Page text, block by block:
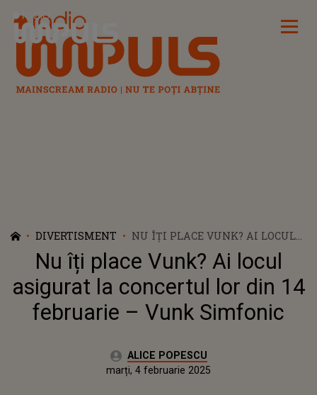
Radio Impuls
DIVERTISMENT
NU ÎȚI PLACE VUNK? AI LOCUL
ASIGURAT LA CONCERTUL LOR
DIN 14 FEBRUARIE – VUNK
SIMFONIC
Nu îți place Vunk? Ai locul
asigurat la concertul lor din 14
februarie – Vunk Simfonic
Autor:ALICE POPESCU
Publicat:
marți, 4 februarie 2025